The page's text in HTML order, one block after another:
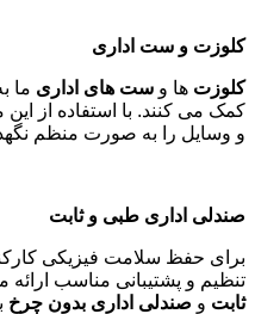
کلوزت و ست اداری
کلوزت ها و ست های اداری ما
کمک می کنند. با استفاده از
و وسایل را به صورت منظم
صندلی اداری طبی و ثابت
برای حفظ سلامت فیزیکی
تنظیم و پشتیبانی مناسب
ثابت و صندلی اداری بدون چرخ